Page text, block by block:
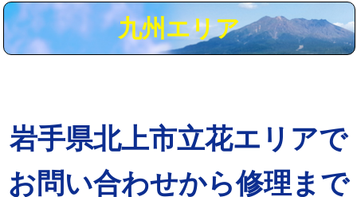
※給水管工事は20mmまでの価格です。
九州エリア
岩手県北上市立花エリアで
お問い合わせから修理まで